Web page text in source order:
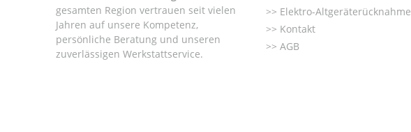
gesamten Region vertrauen seit vielen
Jahren auf unsere Kompetenz,
persönliche Beratung und unseren
zuverlässigen Werkstattservice.
Elektro-Altgeräterücknahme
Kontakt
AGB